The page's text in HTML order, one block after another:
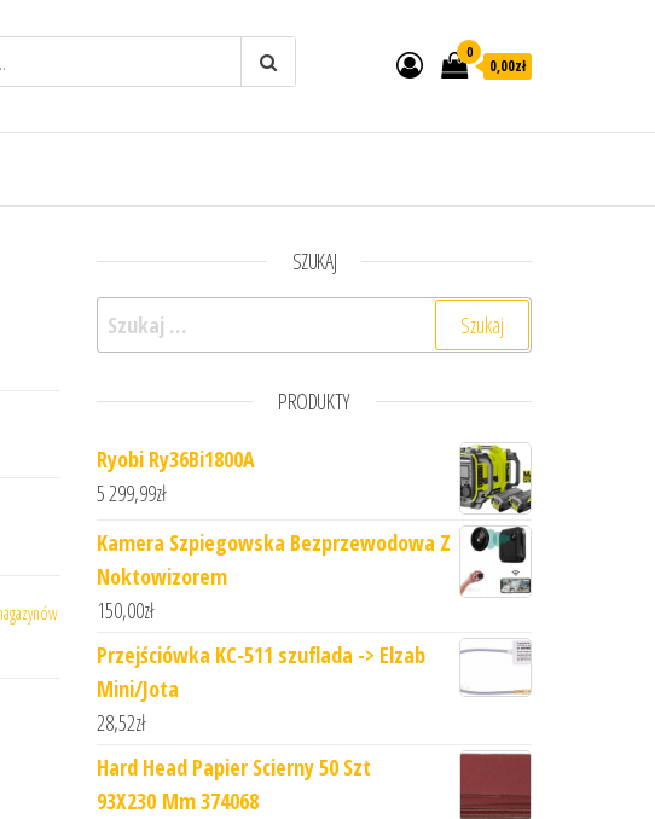
0
0,00zł
SZUKAJ
Szukaj:
PRODUKTY
Ryobi Ry36Bi1800A
5 299,99zł
Kamera Szpiegowska Bezprzewodowa Z
Noktowizorem
150,00zł
Przejściówka KC-511 szuflada -> Elzab
Mini/Jota
28,52zł
Hard Head Papier Scierny 50 Szt
93X230 Mm 374068